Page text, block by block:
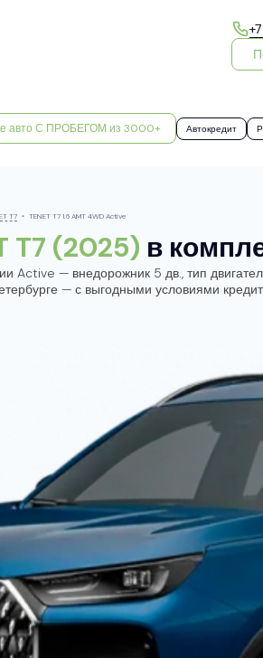
авто С ПРОБЕГОМ из 3000+ Автокредит
T7 • TENET T7 1.6 AMT 4WD Active
T7 (2025) в
Active — внедорожник 5 дв., тип
— с выгодными условиями